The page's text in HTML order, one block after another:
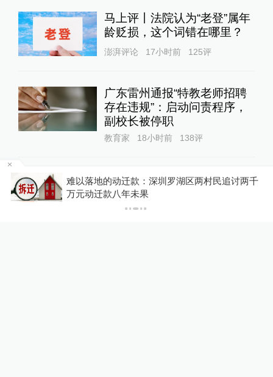
马上评丨法院认为“老登”属年
龄贬损，这个词错在哪里？
澎湃评论 17小时前 125评
广东雷州通报“特教老师招聘
存在违规”：启动问责程序，
副校长被停职
教育家 18小时前 138评
媒体：人贩子“梅姨”真实姓名
首曝光
直击现场 16小时前
难以落地的动迁款：深圳罗湖区两村民追讨两千
万元动迁款八年未果